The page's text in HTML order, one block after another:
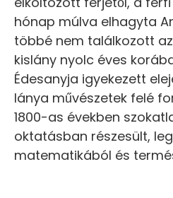
hónap múlva elhagyta
többé nem találkozott
kislány nyolc éves
Édesanyja igyekezett
lánya művészetek felé
1800-as években
oktatásban részesült,
matematikából és